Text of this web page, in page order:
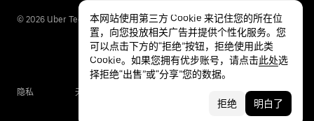
© 2026 Uber Technologies Inc.
隐私 无障碍服务
本网站使用第三方 Cookie 来记住您的所在位
置，向您投放相关广告并提供个性化服务。您
可以点击下方的“拒绝”按钮，拒绝使用此类
Cookie。如果您拥有优步账号，请点击此处选
择拒绝“出售”或“分享”您的数据。
拒绝 明白了